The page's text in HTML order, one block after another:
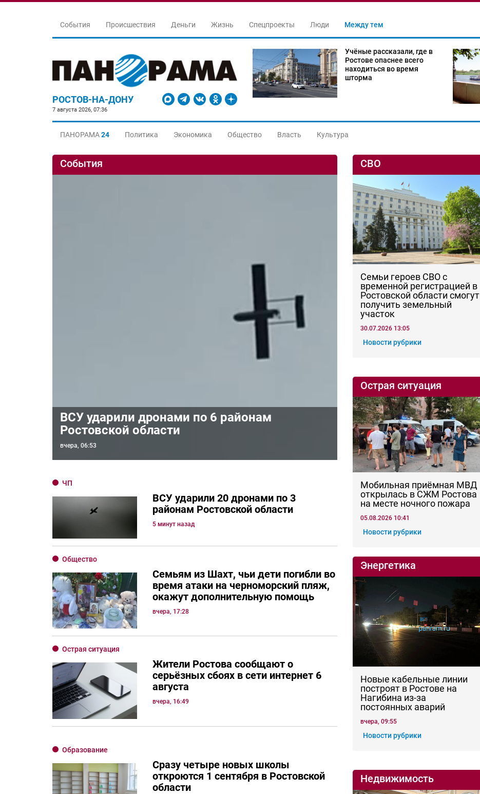
События Происшествия Деньги Жизнь Спецпроекты Люди Между тем
РОСТОВ-НА-ДОНУ
7 августа 2026, 07:36
Учёные рассказали, где в
Ростове опаснее всего
находиться во время
шторма
ПАНОРАМА24 Политика Экономика Общество Власть Культура
События
ВСУ ударили дронами по 6 районам
Ростовской области
вчера, 06:53
ЧП
ВСУ ударили 20 дронами по 3
районам Ростовской области
5 минут назад
Общество
Семьям из Шахт, чьи дети погибли во
время атаки на черноморский пляж,
окажут дополнительную помощь
вчера, 17:28
Острая ситуация
Жители Ростова сообщают о
серьёзных сбоях в сети интернет 6
августа
вчера, 16:49
Образование
Сразу четыре новых школы
откроются 1 сентября в Ростовской
области
СВО
Семьи героев СВО с
временной регистрацией в
Ростовской области смогут
получить земельный
участок
30.07.2026 13:05
Новости рубрики
Острая ситуация
Мобильная приёмная МВД
открылась в СЖМ Ростова
на месте ночного пожара
05.08.2026 10:41
Новости рубрики
Энергетика
Новые кабельные линии
построят в Ростове на
Нагибина из-за
постоянных аварий
вчера, 09:55
Новости рубрики
Недвижимость